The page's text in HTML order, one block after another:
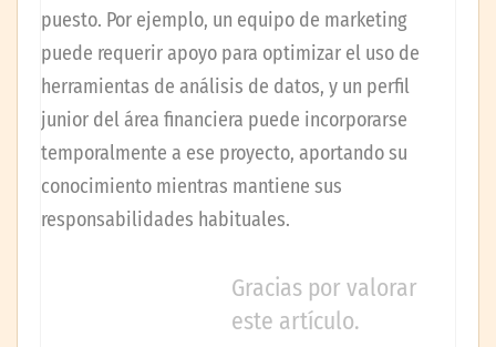
puesto. Por ejemplo, un equipo de marketing
puede requerir apoyo para optimizar el uso de
herramientas de análisis de datos, y un perfil
junior del área financiera puede incorporarse
temporalmente a ese proyecto, aportando su
conocimiento mientras mantiene sus
responsabilidades habituales.
Gracias por valorar
este artículo.